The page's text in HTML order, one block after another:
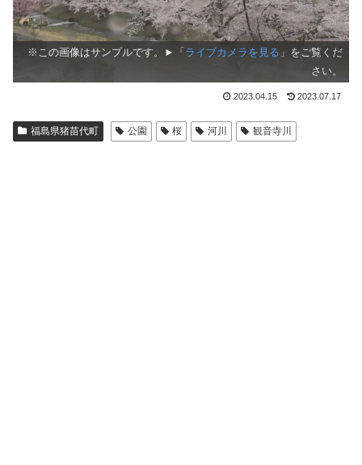
※この画像はサンプルです。►「 ライブカメラを見る 」をご覧くだ
さい。
2023.04.15 2023.07.17
福島県猪苗代町 公園 桜 河川 観音寺川